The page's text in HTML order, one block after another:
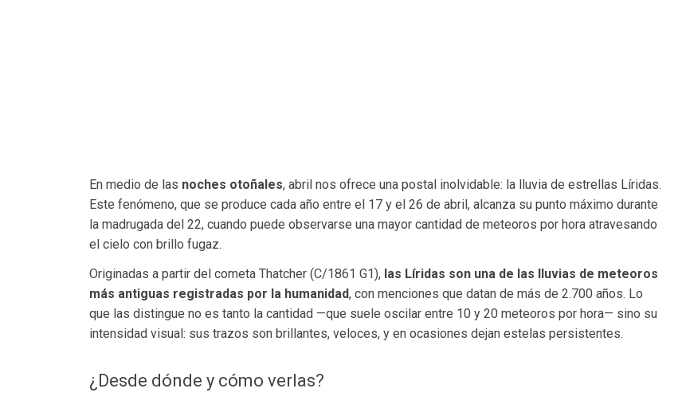
En medio de las noches otoñales, abril nos ofrece una postal inolvidable: la lluvia de estrellas Líridas.
Este fenómeno, que se produce cada año entre el 17 y el 26 de abril, alcanza su punto máximo durante
la madrugada del 22, cuando puede observarse una mayor cantidad de meteoros por hora atravesando
el cielo con brillo fugaz.
Originadas a partir del cometa Thatcher (C/1861 G1), las Líridas son una de las lluvias de meteoros
más antiguas registradas por la humanidad, con menciones que datan de más de 2.700 años. Lo
que las distingue no es tanto la cantidad —que suele oscilar entre 10 y 20 meteoros por hora— sino su
intensidad visual: sus trazos son brillantes, veloces, y en ocasiones dejan estelas persistentes.
¿Desde dónde y cómo verlas?